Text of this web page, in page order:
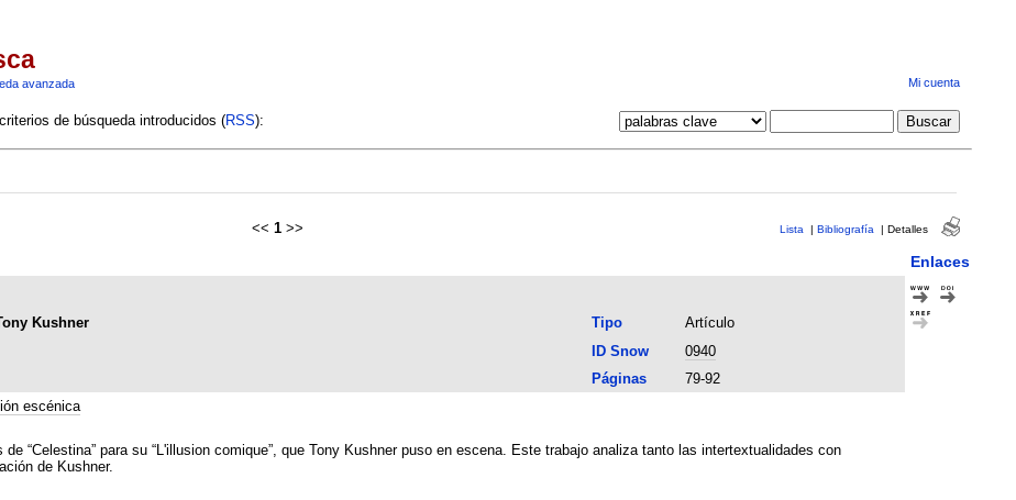
avanzada Mi cuenta
de búsqueda introducidos (RSS):
<< 1 >> Lista | Bibliografía | Detalles
Enlaces
Kushner Tipo
Artículo
ID Snow
0940
Páginas
79-92
escénica
“Celestina” para su “L'illusion comique”, que Tony Kushner puso en escena. Este trabajo analiza tanto las intertextualidades con
de Kushner.